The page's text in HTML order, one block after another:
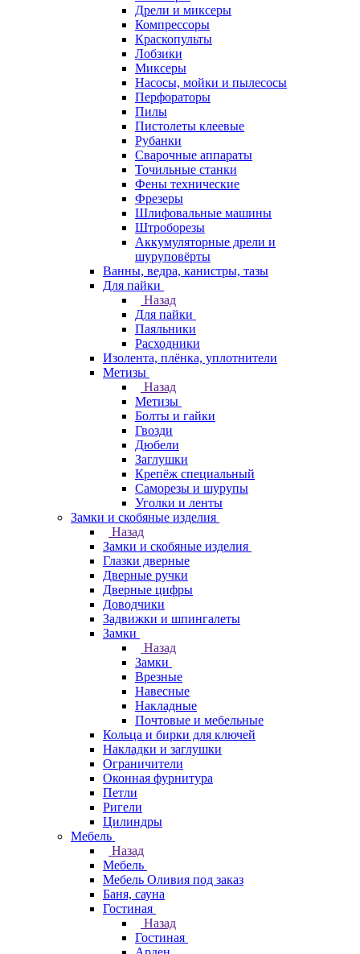
Дрели и миксеры
Компрессоры
Краскопульты
Лобзики
Миксеры
Насосы, мойки и пылесосы
Перфораторы
Пилы
Пистолеты клеевые
Рубанки
Сварочные аппараты
Точильные станки
Фены технические
Фрезеры
Шлифовальные машины
Штроборезы
Аккумуляторные дрели и
шуруповёрты
Ванны, ведра, канистры, тазы
Для пайки
Назад
Для пайки
Паяльники
Расходники
Изолента, плёнка, уплотнители
Метизы
Назад
Метизы
Болты и гайки
Гвозди
Дюбели
Заглушки
Крепёж специальный
Саморезы и шурупы
Уголки и ленты
Замки и скобяные изделия
Назад
Замки и скобяные изделия
Глазки дверные
Дверные ручки
Дверные цифры
Доводчики
Задвижки и шпингалеты
Замки
Назад
Замки
Врезные
Навесные
Накладные
Почтовые и мебельные
Кольца и бирки для ключей
Накладки и заглушки
Ограничители
Оконная фурнитура
Петли
Ригели
Цилиндры
Мебель
Назад
Мебель
Мебель Оливия под заказ
Баня, сауна
Гостиная
Назад
Гостиная